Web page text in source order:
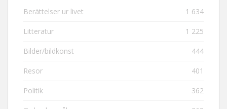
Berättelser ur livet 1 634
Litteratur 1 225
Bilder/bildkonst 444
Resor 401
Politik 362